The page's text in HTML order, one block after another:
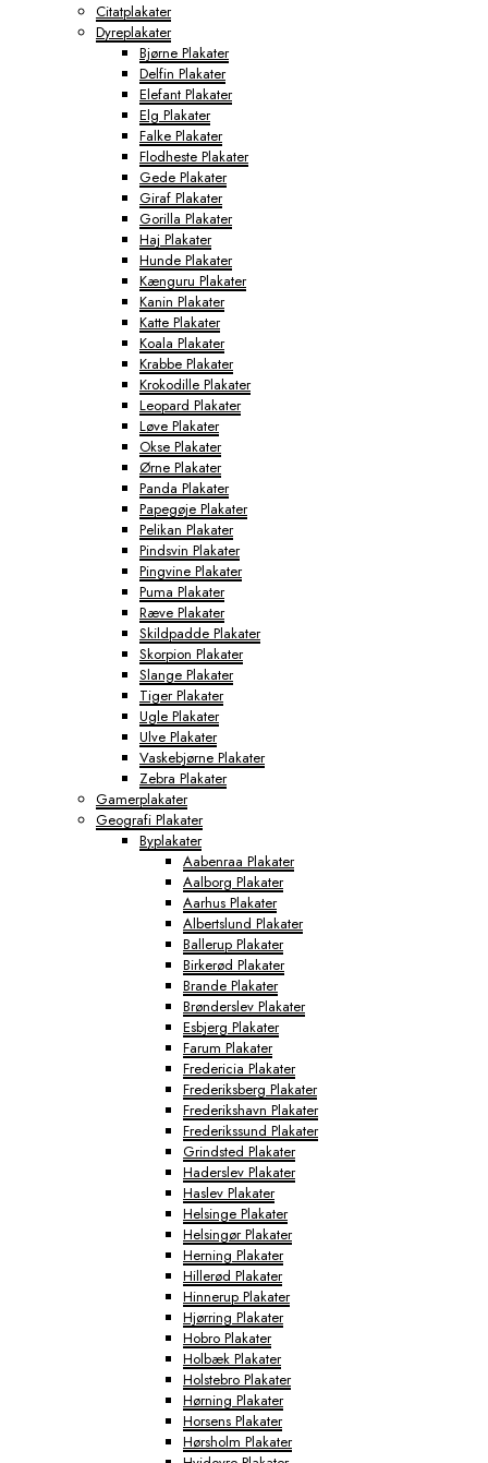
Citatplakater
Dyreplakater
Bjørne Plakater
Delfin Plakater
Elefant Plakater
Elg Plakater
Falke Plakater
Flodheste Plakater
Gede Plakater
Giraf Plakater
Gorilla Plakater
Haj Plakater
Hunde Plakater
Kænguru Plakater
Kanin Plakater
Katte Plakater
Koala Plakater
Krabbe Plakater
Krokodille Plakater
Leopard Plakater
Løve Plakater
Okse Plakater
Ørne Plakater
Panda Plakater
Papegøje Plakater
Pelikan Plakater
Pindsvin Plakater
Pingvine Plakater
Puma Plakater
Ræve Plakater
Skildpadde Plakater
Skorpion Plakater
Slange Plakater
Tiger Plakater
Ugle Plakater
Ulve Plakater
Vaskebjørne Plakater
Zebra Plakater
Gamerplakater
Geografi Plakater
Byplakater
Aabenraa Plakater
Aalborg Plakater
Aarhus Plakater
Albertslund Plakater
Ballerup Plakater
Birkerød Plakater
Brande Plakater
Brønderslev Plakater
Esbjerg Plakater
Farum Plakater
Fredericia Plakater
Frederiksberg Plakater
Frederikshavn Plakater
Frederikssund Plakater
Grindsted Plakater
Haderslev Plakater
Haslev Plakater
Helsinge Plakater
Helsingør Plakater
Herning Plakater
Hillerød Plakater
Hinnerup Plakater
Hjørring Plakater
Hobro Plakater
Holbæk Plakater
Holstebro Plakater
Hørning Plakater
Horsens Plakater
Hørsholm Plakater